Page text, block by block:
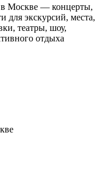
Москве — концерты,
для экскурсий, места,
театры, шоу,
отдыха